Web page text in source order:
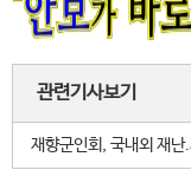
관련기사보기
재향군인회, 국내외 재